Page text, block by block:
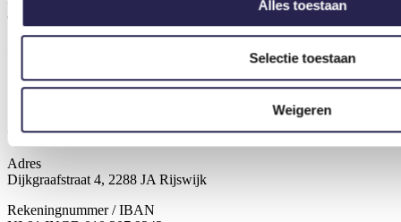
Alles toestaan
Selectie toestaan
Weigeren
86805002
088 325 1007 info@schiedambeweegt.nl
Schiedam Beweegt
Adres
Dijkgraafstraat 4, 2288 JA Rijswijk
Rekeningnummer / IBAN